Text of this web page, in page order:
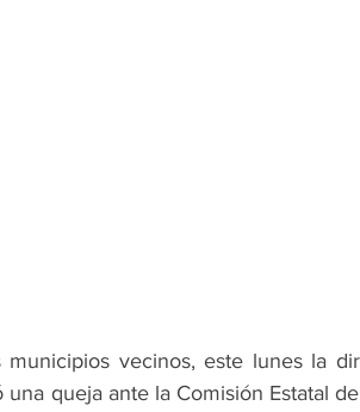
vecinos, este lunes la
queja ante la Comisión Estatal